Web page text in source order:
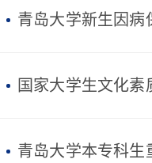
青岛大学新生因病
国家大学生文化
青岛大学本专科生